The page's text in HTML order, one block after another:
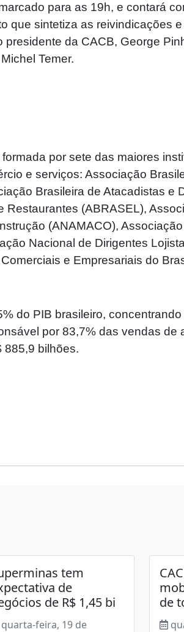
para as 19h, e contará
que sintetiza as reivindicações
da CACB, George
Temer.
por sete das maiores
e serviços: Associação
Brasileira de Atacadistas e
Restaurantes (ABRASEL),
(ANAMACO),
Nacional de Dirigentes
e Empresariais do
do PIB brasileiro,
por 83,7% das vendas de
885,9 bilhões.
tem
de
de R$ 1,45 bi
quarta-feira, 19 de
de